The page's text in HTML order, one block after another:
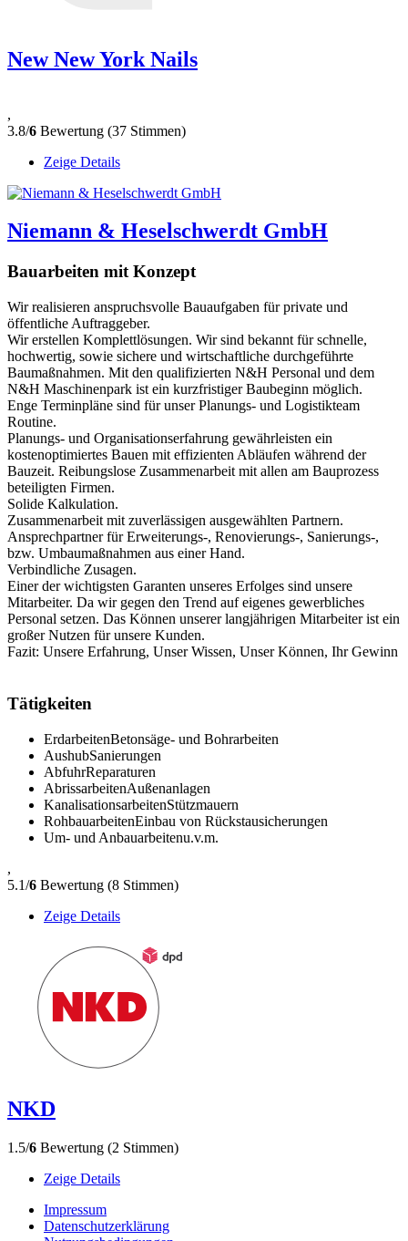
New New York Nails
,
3.8/6 Bewertung (37 Stimmen)
Zeige Details
Niemann & Heselschwerdt GmbH
Bauarbeiten mit Konzept
Wir realisieren anspruchsvolle Bauaufgaben für private und
öffentliche Auftraggeber.
Wir erstellen Komplettlösungen. Wir sind bekannt für schnelle,
hochwertig, sowie sichere und wirtschaftliche durchgeführte
Baumaßnahmen. Mit den qualifizierten N&H Personal und dem
N&H Maschinenpark ist ein kurzfristiger Baubeginn möglich.
Enge Terminpläne sind für unser Planungs- und Logistikteam
Routine.
Planungs- und Organisationserfahrung gewährleisten ein
kostenoptimiertes Bauen mit effizienten Abläufen während der
Bauzeit. Reibungslose Zusammenarbeit mit allen am Bauprozess
beteiligten Firmen.
Solide Kalkulation.
Zusammenarbeit mit zuverlässigen ausgewählten Partnern.
Ansprechpartner für Erweiterungs-, Renovierungs-, Sanierungs-,
bzw. Umbaumaßnahmen aus einer Hand.
Verbindliche Zusagen.
Einer der wichtigsten Garanten unseres Erfolges sind unsere
Mitarbeiter. Da wir gegen den Trend auf eigenes gewerbliches
Personal setzen. Das Können unserer langjährigen Mitarbeiter ist ein
großer Nutzen für unsere Kunden.
Fazit: Unsere Erfahrung, Unser Wissen, Unser Können, Ihr Gewinn
Tätigkeiten
ErdarbeitenBetonsäge- und Bohrarbeiten
AushubSanierungen
AbfuhrReparaturen
AbrissarbeitenAußenanlagen
KanalisationsarbeitenStützmauern
RohbauarbeitenEinbau von Rückstausicherungen
Um- und Anbauarbeitenu.v.m.
,
5.1/6 Bewertung (8 Stimmen)
Zeige Details
NKD
1.5/6 Bewertung (2 Stimmen)
Zeige Details
Impressum
Datenschutzerklärung